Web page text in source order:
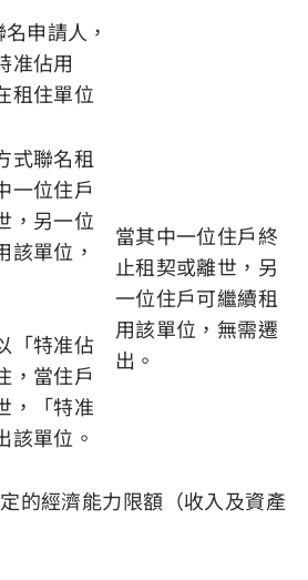
申請人，
准佔用
租住單位
式聯名租
一位住戶
，另一位
該單位，
「特准佔
，當住戶
，「特准
該單位。
當其中一位住戶終
止租契或離世，另
一位住戶可繼續租
用該單位，無需遷
出。
的經濟能力限額（收入及資產